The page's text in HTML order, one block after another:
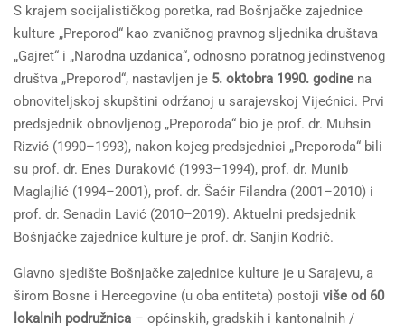
S krajem socijalističkog poretka, rad Bošnjačke zajednice
kulture „Preporod“ kao zvaničnog pravnog sljednika društava
„Gajret“ i „Narodna uzdanica“, odnosno poratnog jedinstvenog
društva „Preporod“, nastavljen je 5. oktobra 1990. godine na
obnoviteljskoj skupštini održanoj u sarajevskoj Vijećnici. Prvi
predsjednik obnovljenog „Preporoda“ bio je prof. dr. Muhsin
Rizvić (1990–1993), nakon kojeg predsjednici „Preporoda“ bili
su prof. dr. Enes Duraković (1993–1994), prof. dr. Munib
Maglajlić (1994–2001), prof. dr. Šaćir Filandra (2001–2010) i
prof. dr. Senadin Lavić (2010–2019). Aktuelni predsjednik
Bošnjačke zajednice kulture je prof. dr. Sanjin Kodrić.
Glavno sjedište Bošnjačke zajednice kulture je u Sarajevu, a
širom Bosne i Hercegovine (u oba entiteta) postoji više od 60
lokalnih podružnica – općinskih, gradskih i kantonalnih /